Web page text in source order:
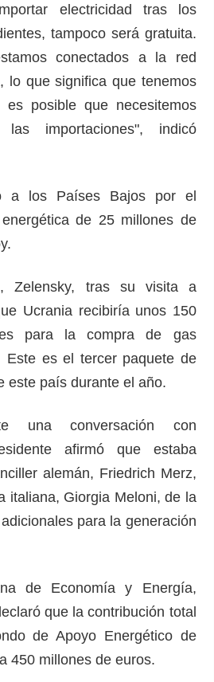
electricidad tras los
tampoco será gratuita.
conectados a la red
lo que significa que tenemos
es posible que necesitemos
las importaciones", indicó
a los Países Bajos por el
de 25 millones de
Zelensky, tras su visita a
Ucrania recibiría unos 150
para la compra de gas
Este es el tercer paquete de
este país durante el año.
una conversación con
afirmó que estaba
alemán, Friedrich Merz,
italiana, Giorgia Meloni, de la
para la generación
de Economía y Energía,
que la contribución total
de Apoyo Energético de
450 millones de euros.